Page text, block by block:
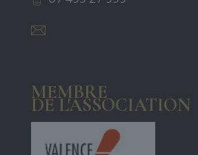
MEMBRE
DE L'ASSOCIATION